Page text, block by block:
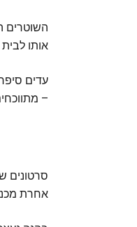
השוטרים
אותו
–
אחרת